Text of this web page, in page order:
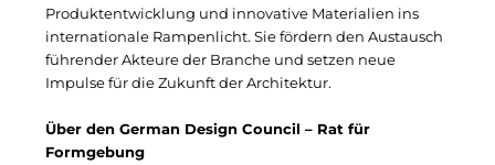
Gemeinde Hallbergmoos
Gemeinde Taufkirchen
Gesangskollektiv Michael Ritter
Produktentwicklung und innovative Materialien ins
internationale Rampenlicht. Sie fördern den Austausch
führender Akteure der Branche und setzen neue
Impulse für die Zukunft der Architektur.
Über den German Design Council – Rat für
Formgebung